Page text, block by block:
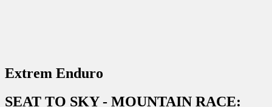
Extrem Enduro
SEAT TO SKY - MOUNTAIN RACE: